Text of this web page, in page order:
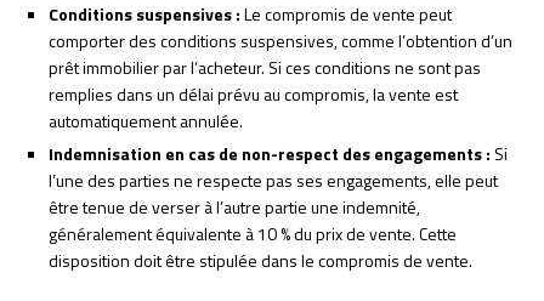
Conditions suspensives :Le compromis de vente peut
comporter des conditions suspensives, comme l’obtention d’un
prêt immobilier par l’acheteur. Si ces conditions ne sont pas
remplies dans un délai prévu au compromis, la vente est
automatiquement annulée.
Indemnisation en cas de non-respect des engagements : Si
l’une des parties ne respecte pas ses engagements, elle peut
être tenue de verser à l’autre partie une indemnité,
généralement équivalente à 10 % du prix de vente. Cette
disposition doit être stipulée dans le compromis de vente.